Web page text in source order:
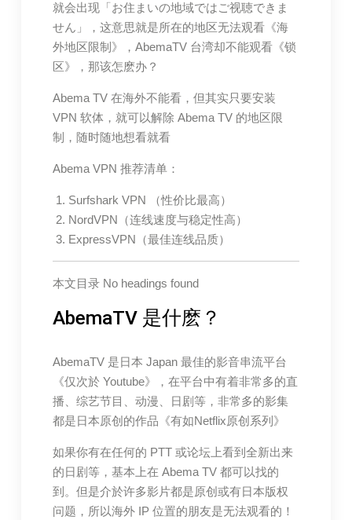
就会出现「お住まいの地域ではご视聴できま
せん」，这意思就是所在的地区无法观看《海
外地区限制》，AbemaTV 台湾却不能观看《锁
区》，那该怎麽办？
Abema TV 在海外不能看，但其实只要安装
VPN 软体，就可以解除 Abema TV 的地区限
制，随时随地想看就看
Abema VPN 推荐清单：
Surfshark VPN （性价比最高）
NordVPN（连线速度与稳定性高）
ExpressVPN（最佳连线品质）
本文目录 No headings found
AbemaTV 是什麽？
AbemaTV 是日本 Japan 最佳的影音串流平台
《仅次於 Youtube》，在平台中有着非常多的直
播、综艺节目、动漫、日剧等，非常多的影集
都是日本原创的作品《有如Netflix原创系列》
如果你有在任何的 PTT 或论坛上看到全新出来
的日剧等，基本上在 Abema TV 都可以找的
到。但是介於许多影片都是原创或有日本版权
问题，所以海外 IP 位置的朋友是无法观看的！